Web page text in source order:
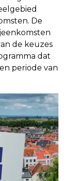
De
de keuzes
dat
periode van